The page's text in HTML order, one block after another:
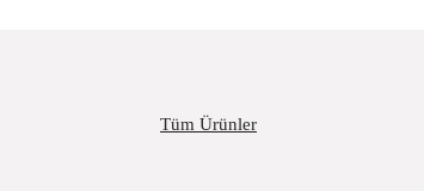
Tüm Ürünler